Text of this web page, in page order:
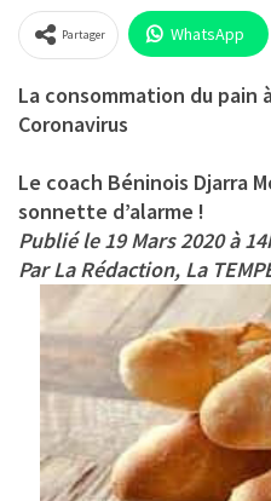
Partager WhatsApp
La consommation du pain
Coronavirus
Le coach Béninois Djarra
sonnette d’alarme !
Publié le 19 Mars 2020 à
Par La Rédaction, La